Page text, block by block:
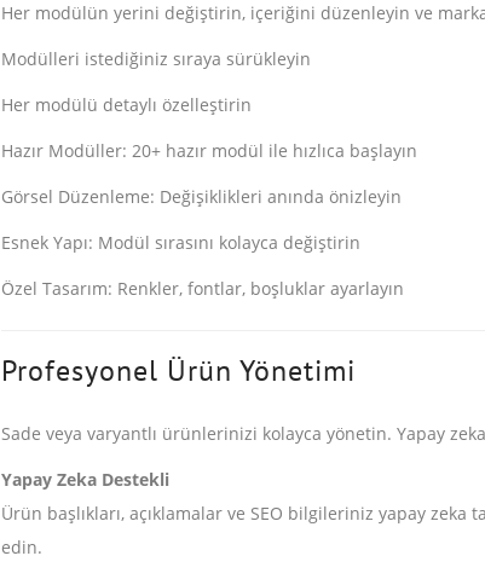
Her modülün yerini değiştirin, içeriğini düzenleyin ve
Modülleri istediğiniz sıraya sürükleyin
Her modülü detaylı özelleştirin
Hazır Modüller: 20+ hazır modül ile hızlıca başlayın
Görsel Düzenleme: Değişiklikleri anında önizleyin
Esnek Yapı: Modül sırasını kolayca değiştirin
Özel Tasarım: Renkler, fontlar, boşluklar ayarlayın
Profesyonel Ürün Yönetimi
Sade veya varyantlı ürünlerinizi kolayca yönetin. Yapay
Yapay Zeka Destekli
Ürün başlıkları, açıklamalar ve SEO bilgileriniz yapay
edin.